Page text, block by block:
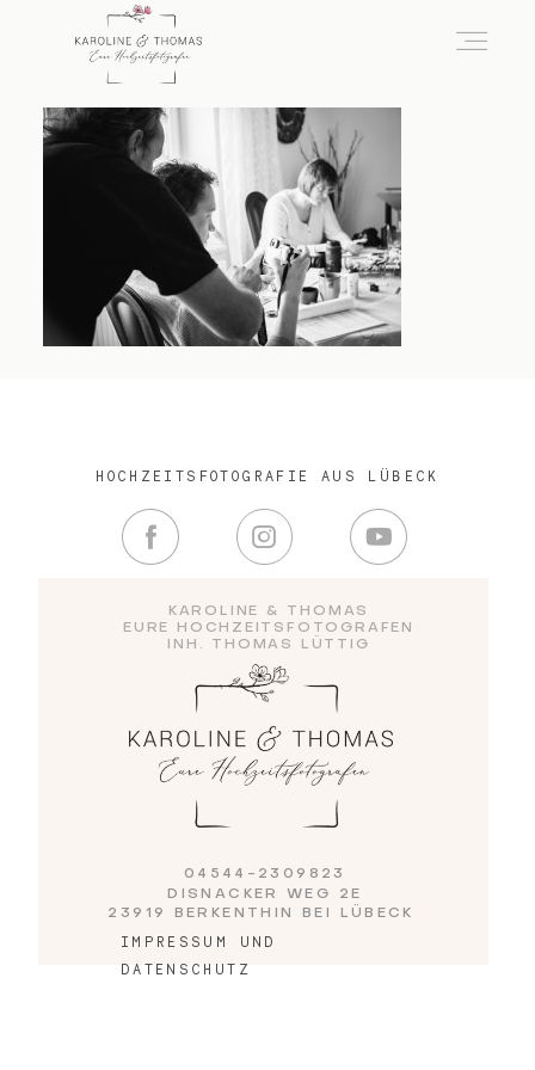
KAROLINE & THOMAS
EURE HOCHZEITSFOTOGRAFEN
INH. THOMAS LÜTTIG
IMPRESSUM UND
DATENSCHUTZ
04544-2309823
DISNACKER WEG 2E
23919 BERKENTHIN BEI LÜBECK
HOCHZEITSFOTOGRAFIE AUS LÜBECK
home
Hochzeit
das besondere Portrait
Kontakt
Blog
Impressum